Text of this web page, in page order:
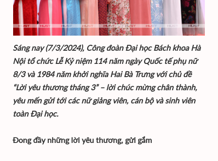
Sáng nay (7/3/2024), Công đoàn Đại học Bách khoa Hà
Nội tổ chức Lễ Kỷ niệm 114 năm ngày Quốc tế phụ nữ
8/3 và 1984 năm khởi nghĩa Hai Bà Trưng với chủ đề
“Lời yêu thương tháng 3” – lời chúc mừng chân thành,
yêu mến gửi tới các nữ giảng viên, cán bộ và sinh viên
toàn Đại học.
Đong đầy những lời yêu thương, gửi gắm